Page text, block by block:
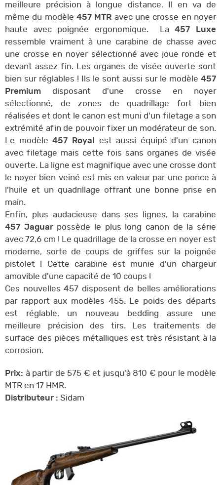
meilleure précision à longue distance. Il en va de
même du modèle 457 MTR avec une crosse en noyer
haute avec poignée ergonomique. La457 Luxe
ressemble vraiment à une carabine de chasse avec
une crosse en noyer sélectionné avec joue ronde et
devant assez fin. Les organes de visée ouverte sont
bien sur réglables ! Ils le sont aussi sur le modèle 457
Premium disposant d'une crosse en noyer
sélectionné, de zones de quadrillage fort bien
réalisées et dont le canon est muni d'un filetage a son
extrémité afin de pouvoir fixer un modérateur de son.
Le modèle457 Royal
est aussi équipé d'un canon
avec filetage mais cette fois sans organes de visée
ouverte. La ligne est magnifique avec une crosse dont
le noyer bien veiné est mis en valeur par une ponce à
l'huile et un quadrillage offrant une bonne prise en
main.
Enfin, plus audacieuse dans ses lignes, la carabine
457 Jaguar possède le plus long canon de la série
avec 72,6 cm ! Le quadrillage de la crosse en noyer est
moderne, sorte de coups de griffes sur la poignée
pistolet ! Cette carabine est munie d'un chargeur
amovible d'une capacité de 10 coups !
Ces nouvelles 457 disposent de belles améliorations
par rapport aux modèles 455. Le poids des départs
est réglable, un nouveau bedding assure une
meilleure précision des tirs. Les traitements de
surface des pièces métalliques est très résistant à la
corrosion.
Prix: à partir de 575 € et jusqu'à 810 € pour le modèle
MTR en 17 HMR.
Distributeur : Sidam